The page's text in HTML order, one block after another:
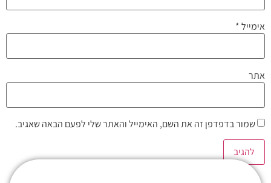
אימייל*
אתר
שמור בדפדפן זה את השם, האימייל והאתר שלי לפעם הבאה שאגיב.